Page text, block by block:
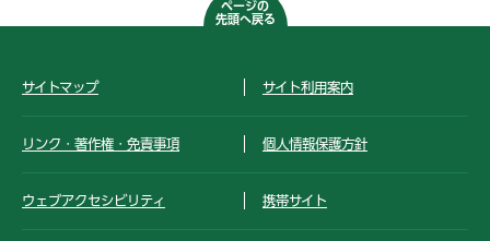
ページの
先頭へ戻る
サイトマップ サイト利用案内
リンク・著作権・免責事項 個人情報保護方針
ウェブアクセシビリティ 携帯サイト